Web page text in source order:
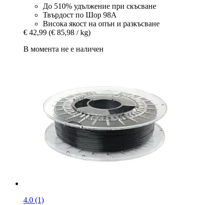
До 510% удължение при скъсване
Твърдост по Шор 98A
Висока якост на опън и разкъсване
€ 42,99 (€ 85,98 / kg)
В момента не е наличен
4.0 (1)